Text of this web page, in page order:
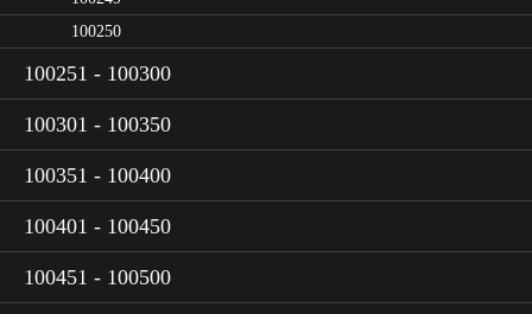
100250
100251 - 100300
100301 - 100350
100351 - 100400
100401 - 100450
100451 - 100500